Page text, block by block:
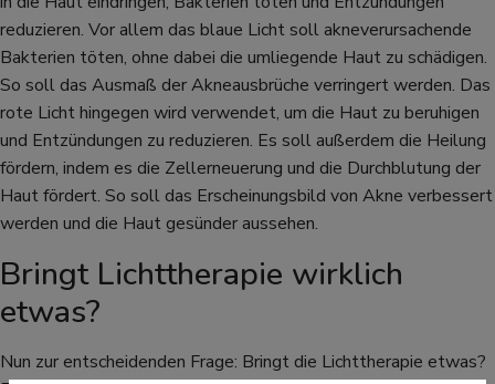
reduzieren. Vor allem das blaue Licht soll akneverursachende
Bakterien töten, ohne dabei die umliegende Haut zu schädigen.
So soll das Ausmaß der Akneausbrüche verringert werden. Das
rote Licht hingegen wird verwendet, um die Haut zu beruhigen
und Entzündungen zu reduzieren. Es soll außerdem die Heilung
fördern, indem es die Zellerneuerung und die Durchblutung der
Haut fördert. So soll das Erscheinungsbild von Akne verbessert
werden und die Haut gesünder aussehen.
Bringt Lichttherapie wirklich
etwas?
Nun zur entscheidenden Frage: Bringt die Lichttherapie etwas?